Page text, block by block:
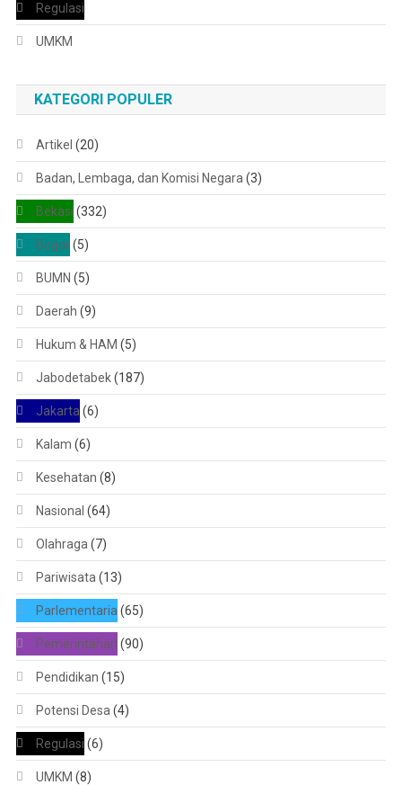
Regulasi
UMKM
KATEGORI POPULER
Artikel (20)
Badan, Lembaga, dan Komisi Negara (3)
Bekasi (332)
Bogor(5)
BUMN (5)
Daerah (9)
Hukum & HAM (5)
Jabodetabek(187)
Jakarta (6)
Kalam (6)
Kesehatan (8)
Nasional (64)
Olahraga (7)
Pariwisata (13)
Parlementaria (65)
Pemerintahan (90)
Pendidikan (15)
Potensi Desa (4)
Regulasi (6)
UMKM (8)